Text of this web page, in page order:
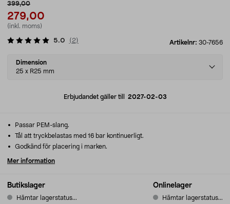
399,00
279,00
(inkl. moms)
Artikelnr: 30-7656
5.0 ( 2)
Select
variant
Dimension
25 x R25 mm
Erbjudandet gäller till 2027-02-03
Butikslager
Hämtar lagerstatus...
Onlinelager
Hämtar lagerstatus...
Passar PEM-slang.
Tål att tryckbelastas med 16 bar kontinuerligt.
Godkänd för placering i marken.
Mer information